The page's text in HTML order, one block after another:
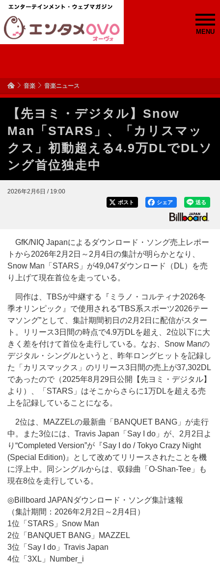
MENU
音楽 音楽ニュース
【先ヨミ・デジタル】Snow
Man「STARS」、「カリスマッ
クス」初動超える4.9万DLでDLソ
ング首位独走中
2026年2月6日 / 19:00
送る
シェア
ポスト
GfK/NIQ Japanによるダウンロード・ソング売上レポー
トから2026年2月2日～2月4日の集計が明らかとなり、
Snow Man「STARS」が49,047ダウンロード（DL）を売
り上げて現在首位を走っている。
同作は、TBSが中継する『ミラノ・コルティナ2026冬
季オリンピック』で使用される“TBS系スポーツ2026テー
マソング”として、集計期間初日の2月2日に配信がスター
ト。リリース3日間の時点で4.9万DLを超え、2位以下に大
きく差を付けて首位を走行している。なお、Snow Manの
デジタル・シングルというと、昨年ロングヒットを記録し
た「カリスマックス」のリリース3日間の売上が37,302DL
であったので（2025年8月29日公開【先ヨミ・デジタル】
より）、「STARS」はそこからさらに1万DLを超える売
上を記録していることになる。
2位は、MAZZELの最新曲「BANQUET BANG」が走行
中。また3位には、Travis Japan「Say I do」が、2月2日よ
り“Completed Version”が『Say I do / Tokyo Crazy Night
(Special Edition)』として改めてリリースされたことを機
に浮上中。同シングルからは、収録曲「O-Shan-Tee」も
現在8位を走行している。
◎Billboard JAPANダウンロード・ソング集計速報
（集計期間：2026年2月2日～2月4日）
1位「STARS」Snow Man
2位「BANQUET BANG」MAZZEL
3位「Say I do」Travis Japan
4位「3XL」Number_i